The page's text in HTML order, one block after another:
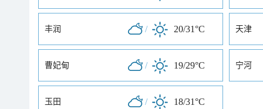
丰润 / 20/31°C 天津
曹妃甸 / 19/29°C 宁河
玉田 / 18/31°C